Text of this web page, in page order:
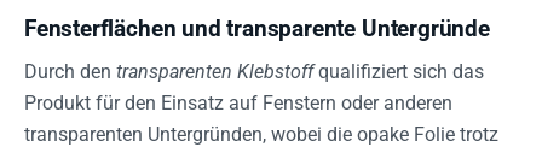
Fensterflächen und transparente Untergründe
Durch den transparenten Klebstoffqualifiziert sich das
Produkt für den Einsatz auf Fenstern oder anderen
transparenten Untergründen, wobei die opake Folie trotz